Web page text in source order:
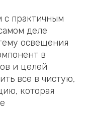
с практичным
деле
освещения
в
и целей
все в чистую,
которая